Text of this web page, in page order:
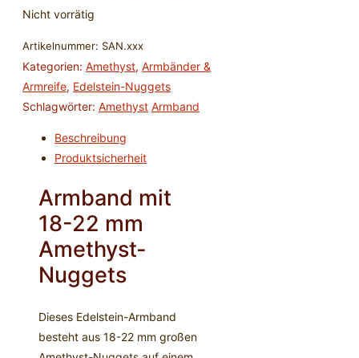
Nicht vorrätig
Artikelnummer: SAN.xxx
Kategorien: Amethyst, Armbänder &
Armreife, Edelstein-Nuggets
Schlagwörter: Amethyst Armband
Beschreibung
Produktsicherheit
Armband mit
18-22 mm
Amethyst-
Nuggets
Dieses Edelstein-Armband
besteht aus 18-22 mm großen